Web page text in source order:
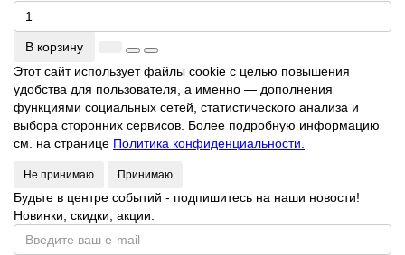
В корзину
Этот сайт использует файлы cookie с целью повышения
удобства для пользователя, а именно — дополнения
функциями социальных сетей, статистического анализа и
выбора сторонних сервисов. Более подробную информацию
см. на странице Политика конфиденциальности.
Не принимаю Принимаю
Будьте в центре событий - подпишитесь на наши новости!
Новинки, скидки, акции.